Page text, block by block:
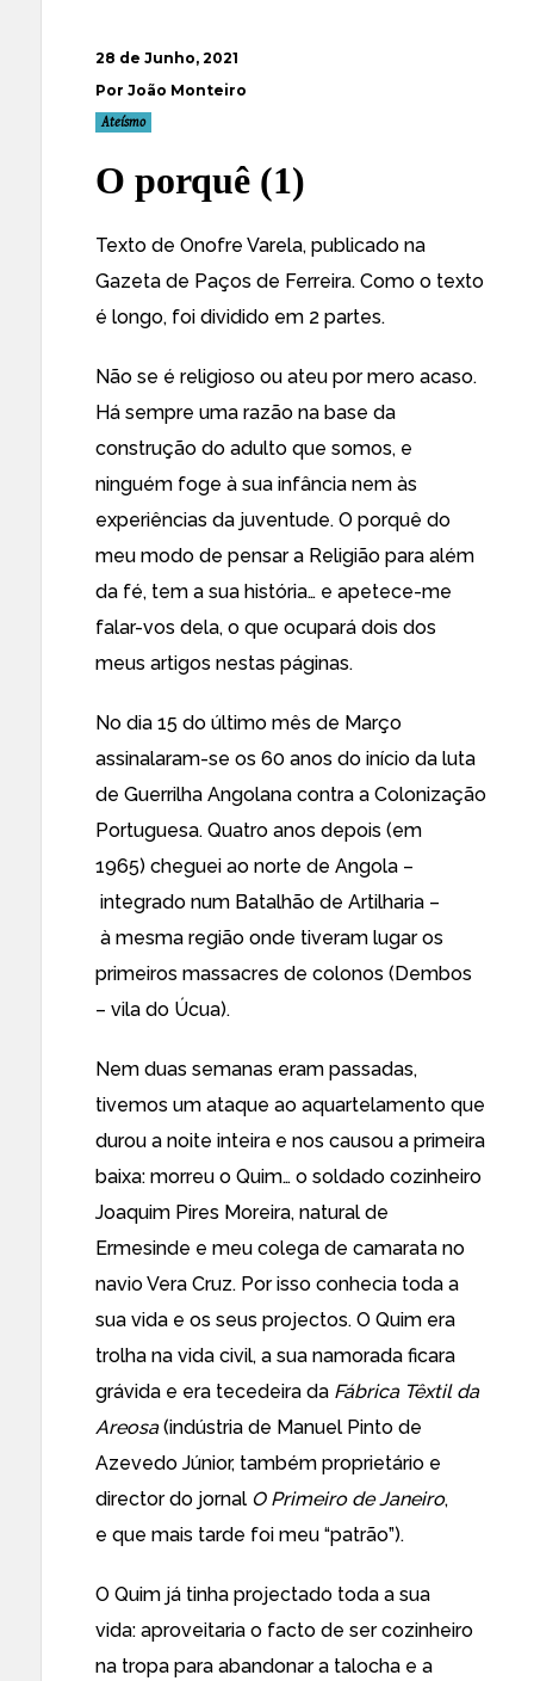
28 de Junho, 2021
Por João Monteiro
Ateísmo
O porquê (1)
Texto de Onofre Varela, publicado na
Gazeta de Paços de Ferreira. Como o texto
é longo, foi dividido em 2 partes.
Não se é religioso ou ateu por mero acaso.
Há sempre uma razão na base da
construção do adulto que somos, e
ninguém foge à sua infância nem às
experiências da juventude. O porquê do
meu modo de pensar a Religião para além
da fé, tem a sua história… e apetece-me
falar-vos dela, o que ocupará dois dos
meus artigos nestas páginas.
No dia 15 do último mês de Março
assinalaram-se os 60 anos do início da luta
de Guerrilha Angolana contra a Colonização
Portuguesa. Quatro anos depois (em
1965) cheguei ao norte de Angola –
integrado num Batalhão de Artilharia –
à mesma região onde tiveram lugar os
primeiros massacres de colonos (Dembos
– vila do Úcua).
Nem duas semanas eram passadas,
tivemos um ataque ao aquartelamento que
durou a noite inteira e nos causou a primeira
baixa: morreu o Quim… o soldado cozinheiro
Joaquim Pires Moreira, natural de
Ermesinde e meu colega de camarata no
navio Vera Cruz. Por isso conhecia toda a
sua vida e os seus projectos. O Quim era
trolha na vida civil, a sua namorada ficara
grávida e era tecedeira da Fábrica Têxtil da
Areosa(indústria de Manuel Pinto de
Azevedo Júnior, também proprietário e
director do jornal O Primeiro de Janeiro,
e que mais tarde foi meu “patrão”).
O Quim já tinha projectado toda a sua
vida: aproveitaria o facto de ser cozinheiro
na tropa para abandonar a talocha e a